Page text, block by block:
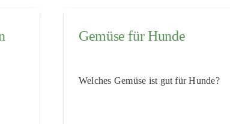
Gemüse für Hunde
Welches Gemüse ist gut für Hunde?